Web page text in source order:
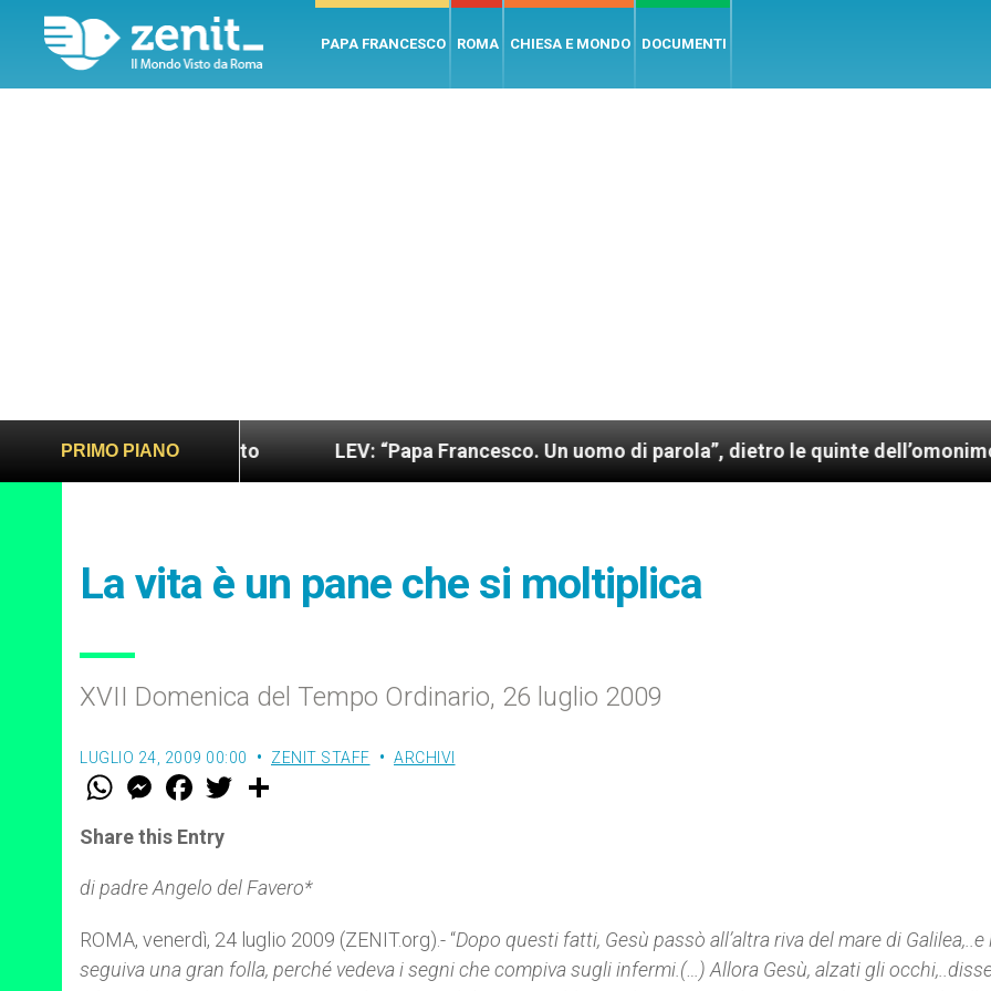
PAPA FRANCESCO ROMA CHIESA E MONDO DOCUMENTI
PRIMO PIANO
sano e giusto LEV: “Papa Francesco. Un uomo di parola”, dietro le quinte dell’omonimo film di Wim
La vita è un pane che si moltiplica
XVII Domenica del Tempo Ordinario, 26 luglio 2009
LUGLIO 24, 2009 00:00 ZENIT STAFF ARCHIVI
W
t
s
p
p
M
e
s
e
g
e
F
a
e
b
o
k
w
r
Share this Entry
di padre Angelo del Favero*
ROMA, venerdì, 24 luglio 2009 (ZENIT.org).- “Dopo questi fatti, Gesù passò all’altra riva del mare di Galilea,..e
seguiva una gran folla, perché vedeva i segni che compiva sugli infermi.(…) Allora Gesù, alzati gli